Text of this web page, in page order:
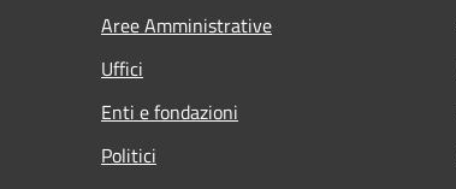
Aree Amministrative
Uffici
Enti e fondazioni
Politici